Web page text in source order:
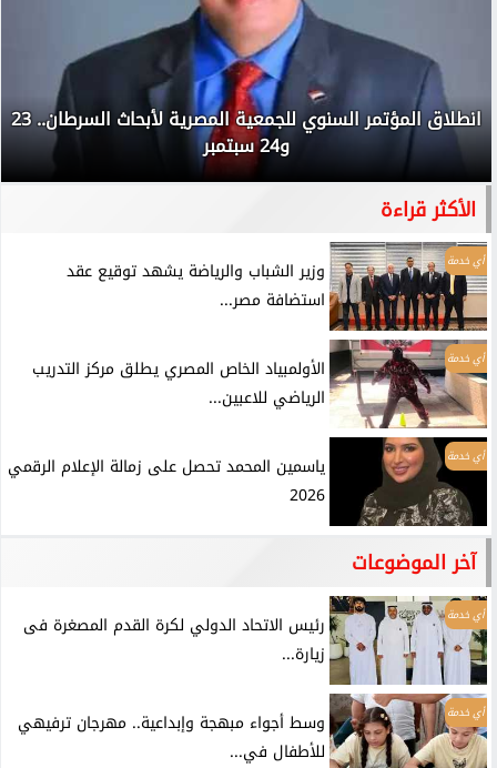
انطلاق المؤتمر السنوي للجمعية المصرية لأبحاث السرطان.. 23
و24 سبتمبر
الأكثر قراءة
أي خدمة
وزير الشباب والرياضة يشهد توقيع عقد
استضافة مصر...
أي خدمة
الأولمبياد الخاص المصري يطلق مركز التدريب
الرياضي للاعبين...
أي خدمة
ياسمين المحمد تحصل على زمالة الإعلام الرقمي
2026
آخر الموضوعات
أي خدمة
رئيس الاتحاد الدولي لكرة القدم المصغرة فى
زيارة...
أي خدمة
وسط أجواء مبهجة وإبداعية.. مهرجان ترفيهي
للأطفال في...